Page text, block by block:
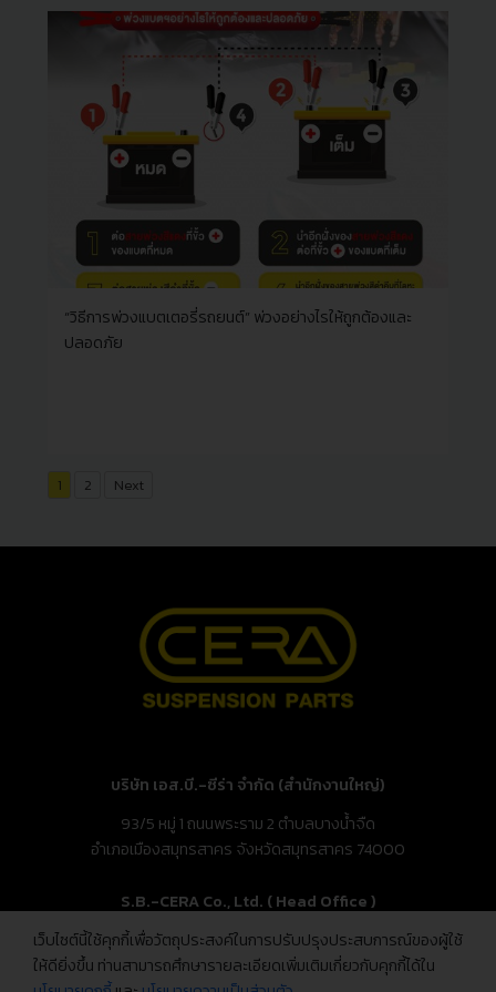
“วิธีการพ่วงแบตเตอรี่รถยนต์” พ่วงอย่างไรให้ถูกต้องและ
ปลอดภัย
Posts
1 2 Next
บริษัท เอส.บี.-ซีร่า จำกัด (สำนักงานใหญ่)
93/5 หมู่ 1 ถนนพระราม 2 ตำบลบางน้ำจืด
อำเภอเมืองสมุทรสาคร จังหวัดสมุทรสาคร 74000
S.B.-CERA Co., Ltd. ( Head Office )
93/5 Moo.1, Rama 2 Rd., Bang Nam Chuet,
Mueang Samut Sakhon, Samut Sakhon 74000, Thailand
เว็บไซต์นี้ใช้คุกกี้เพื่อวัตถุประสงค์ในการปรับปรุงประสบการณ์ของผู้ใช้
ให้ดียิ่งขึ้น ท่านสามารถศึกษารายละเอียดเพิ่มเติมเกี่ยวกับคุกกี้ได้ใน